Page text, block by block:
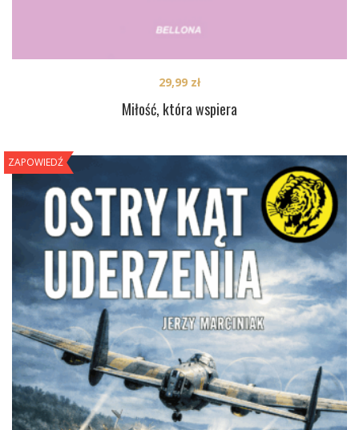
Miłość, która wspiera
29,99 zł
ZAPOWIEDŹ